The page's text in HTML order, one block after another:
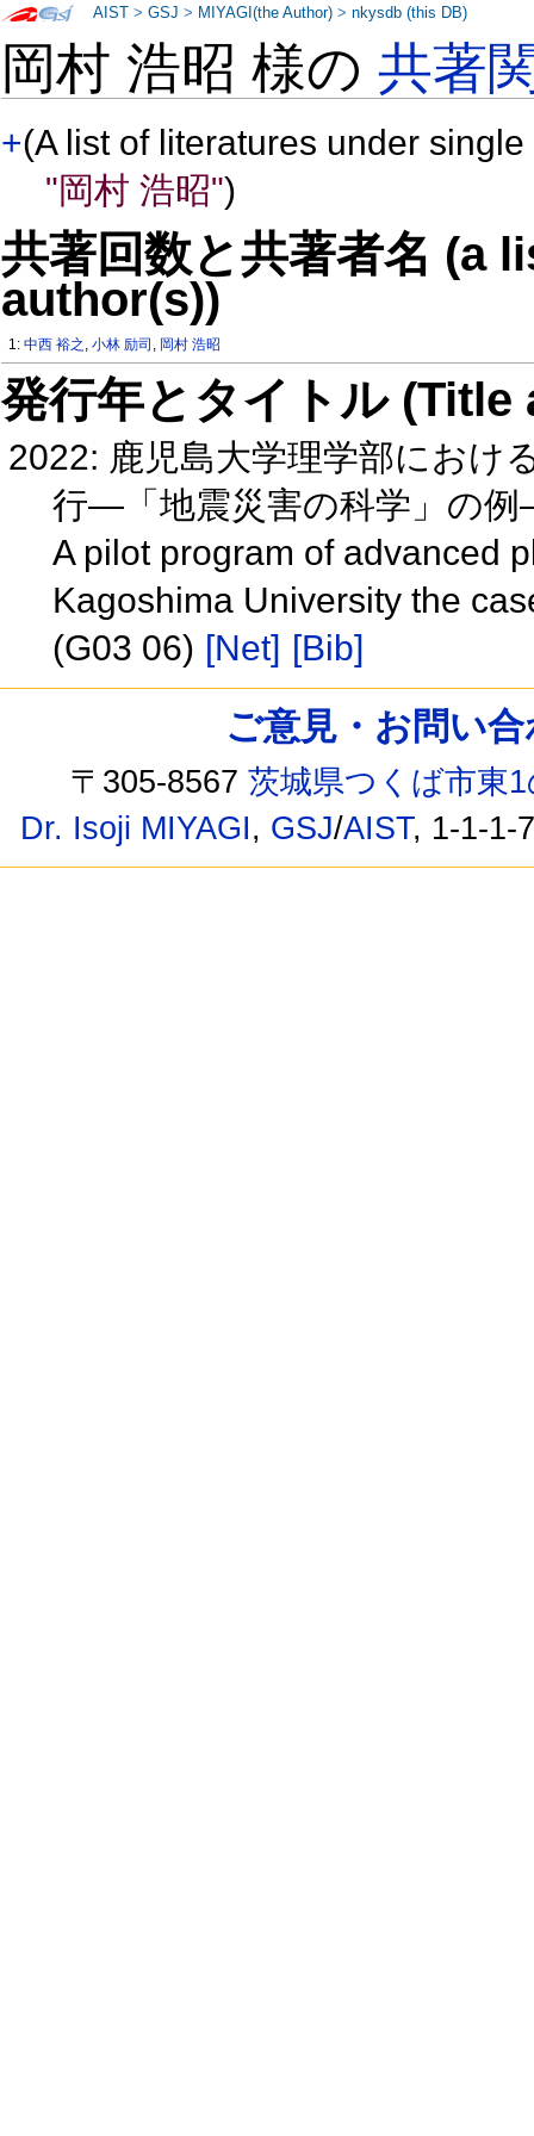
岡村 浩昭 様の共著
+(A list of literatures under
"岡村 浩昭")
共著回数と共著者名 (a
author(s))
1:中西 裕之 ,小林 励司 , 岡村 浩昭
発行年とタイトル
2022: 鹿児島大学理学部におけ
行―「地震災害の科学」の
A pilot program of advanced
Kagoshima University the
(G03 06) [Net] [Bib]
AIST >GSJ > MIYAGI(the Author) >nkysdb (this DB)
ご意見・お問い
〒305-8567茨城県つくば市東
Dr. Isoji MIYAGI, GSJ/AIST, 1-1-1-